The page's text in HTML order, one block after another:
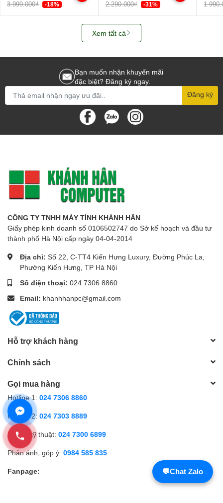
3.999.000₫ -18% 2.290.000₫ -31%
Xem tất cả
Bạn muốn nhận khuyến mãi
đặc biệt? Đăng ký ngay.
Đăng ký
CÔNG TY TNHH MÁY TÍNH KHÁNH HÂN
Giấy phép kinh doanh số 0106502747 do Sở kế hoạch và đầu tư
thành phố Hà Nội cấp ngày 04-04-2014
Địa chỉ: Số 22, C-TT4 Kiến Hưng Luxury, Đường Phúc La,
Phường Kiến Hưng, TP Hà Nội
Số điện thoại: 024 7306 8860
Email: khanhhanpc@gmail.com
Hỗ trợ khách hàng
Chính sách
Gọi mua hàng
Hotline 1: 024 7306 8860
Hotline 2: 024 7303 8889
Hỗ trợ kỹ thuật: 024 7300 6899
Phản ánh, góp ý: 0984 585 835
Fanpage: 💬Chat Zalo